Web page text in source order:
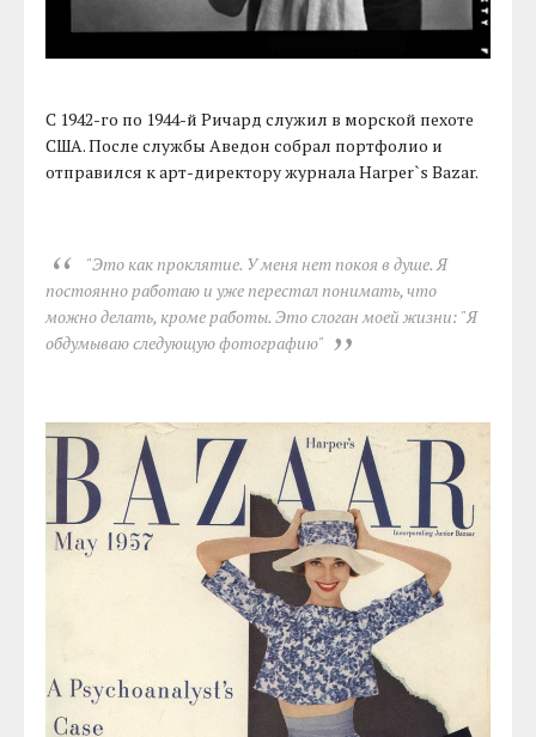
С 1942-го по 1944-й Ричард служил в морской пехоте
США. После службы Аведон собрал портфолио и
отправился к арт-директору журнала Harper`s Bazar.
"Это как проклятие. У меня нет покоя в душе. Я
постоянно работаю и уже перестал понимать, что
можно делать, кроме работы. Это слоган моей жизни: "Я
обдумываю следующую фотографию"